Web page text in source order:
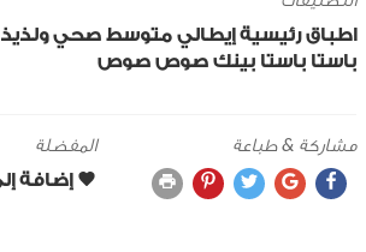
اطباق رئيسية إيطالي متوسط صحي ولذيذ
باستا باستا بينك صوص صوص
مشاركة & طباعة المفضلة